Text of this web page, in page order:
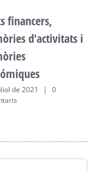
financers,
d’activitats i
de 2021 |
0